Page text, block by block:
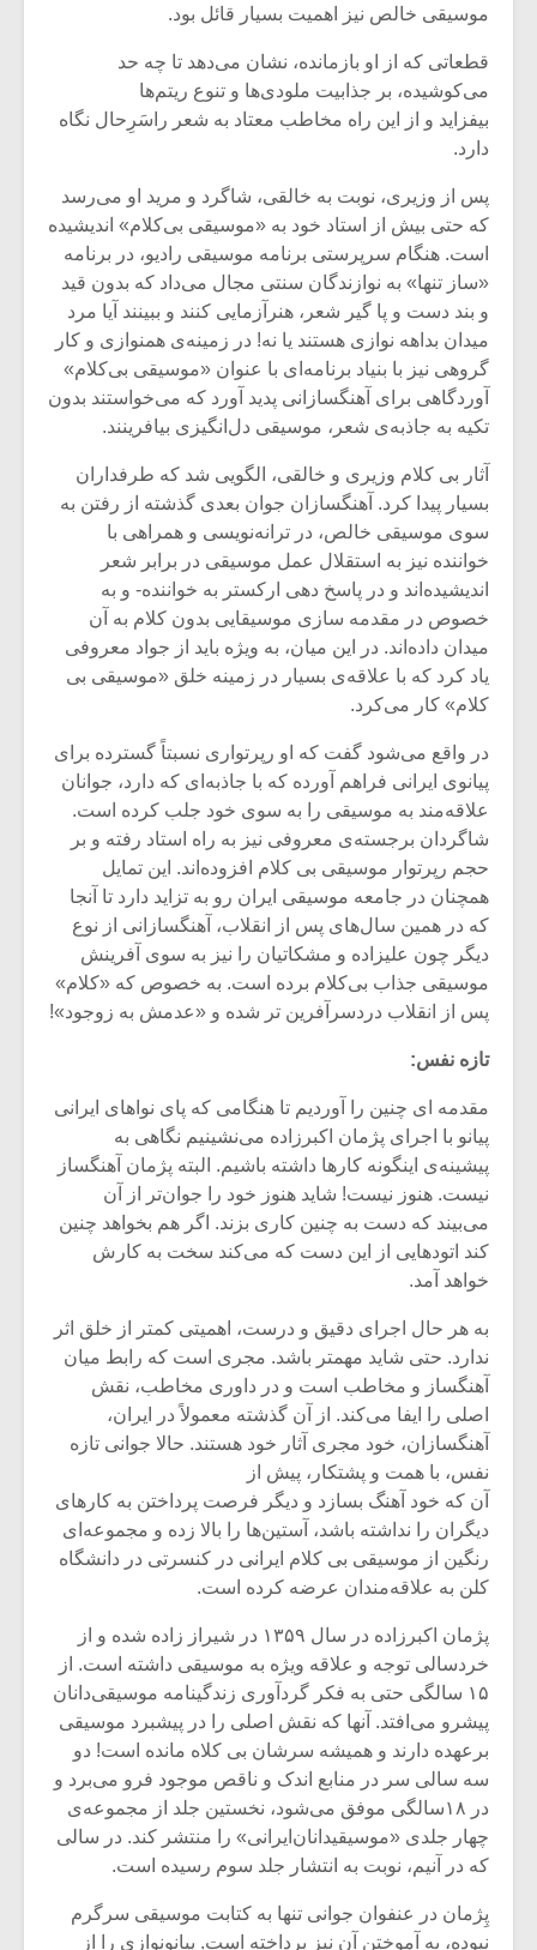
موسیقى خالص نیز اهمیت بسیار قائل بود.
قطعاتى که از او بازمانده، نشان مى‌دهد تا چه حد
مى‌کوشیده، بر جذابیت ملودى‌ها و تنوع ریتم‌ها
بیفزاید و از این راه مخاطب معتاد به شعر راسَرِحال نگاه
دارد.
پس از وزیرى، نوبت به خالقى، شاگرد و مرید او مى‌رسد
که حتى بیش از استاد خود به «موسیقى بى‌کلام» اندیشیده
است. هنگام سرپرستى برنامه موسیقى رادیو، در برنامه
«ساز تنها» به نوازندگان سنتى مجال مى‌داد که بدون قید
و بند دست و پا گیر شعر، هنرآزمایى کنند و ببینند آیا مرد
میدان بداهه نوازى هستند یا نه! در زمینه‌ی همنوازى و کار
گروهى نیز با بنیاد برنامه‌اى با عنوان «موسیقی بی‌کلام»
آوردگاهى براى آهنگسازانى پدید آورد که مى‌خواستند بدون
تکیه به جاذبه‌ی شعر، موسیقى دل‌انگیزی بیافرینند.
آثار بى کلام وزیرى و خالقى، الگویى شد که طرفداران
بسیار پیدا کرد. آهنگسازان جوان بعدى گذشته از رفتن به
سوى موسیقى خالص، در ترانه‌نویسى و همراهى با
خواننده نیز به استقلال عمل موسیقى در برابر شعر
اندیشیده‌اند و در پاسخ دهى ارکستر به خواننده- و به
خصوص در مقدمه سازى موسیقایى بدون کلام به آن
میدان داده‌اند. در این میان، به ویژه باید از جواد معروفى
یاد کرد که با علاقه‌ی بسیار در زمینه خلق «موسیقى بى
کلام» کار مى‌کرد.
در واقع مى‌شود گفت که او رپرتوارى نسبتاً گسترده براى
پیانوى ایرانى فراهم آورده که با جاذبه‌اى که دارد، جوانان
علاقه‌مند به موسیقى را به سوى خود جلب کرده است.
شاگردان برجسته‌ی معروفى نیز به راه استاد رفته و بر
حجم رپرتوار موسیقى بى کلام افزوده‌اند. این تمایل
همچنان در جامعه موسیقى ایران رو به تزاید دارد تا آنجا
که در همین سال‌هاى پس از انقلاب، آهنگسازانى از نوع
دیگر چون علیزاده و مشکاتیان را نیز به سوى آفرینش
موسیقى جذاب بى‌کلام برده است. به خصوص که «کلام»
پس از انقلاب دردسرآفرین تر شده و «عدمش به زوجود»!
تازه نفس:
مقدمه اى چنین را آوردیم تا هنگامى که پاى نواهاى ایرانی
پیانو با اجراى پژمان اکبرزاده می‌نشینیم نگاهی به
پیشینه‌ی اینگونه کارها داشته باشیم. البته پژمان آهنگساز
نیست. هنوز نیست! شاید هنوز خود را جوان‌تر از آن
مى‌بیند که دست به چنین کارى بزند. اگر هم بخواهد چنین
کند اتودهایى از این دست که مى‌کند سخت به کارش
خواهد آمد.
به هر حال اجراى دقیق و درست، اهمیتى کمتر از خلق اثر
ندارد. حتى شاید مهمتر باشد. مجرى است که رابط میان
آهنگساز و مخاطب است و در داورى مخاطب، نقش
اصلى را ایفا مى‌کند. از آن گذشته معمولاً در ایران،
آهنگسازان، خود مجرى آثار خود هستند. حالا جوانى تازه
نفس، با همت و پشتکار، پیش از
آن که خود آهنگ بسازد و دیگر فرصت پرداختن به کارهاى
دیگران را نداشته باشد، آستین‌ها را بالا زده و مجموعه‌اى
رنگین از موسیقى بى کلام ایرانى در کنسرتى در دانشگاه
کلن به علاقه‌مندان عرضه کرده است.
پژمان اکبرزاده در سال ۱۳۵۹ در شیراز زاده شده و از
خردسالى توجه و علاقه ویژه به موسیقى داشته است. از
۱۵ سالگى حتى به فکر گردآورى زندگینامه موسیقی‌دانان
پیشرو مى‌افتد. آنها که نقش اصلى را در پیشبرد موسیقى
برعهده دارند و همیشه سرشان بى کلاه مانده است! دو
سه سالى سر در منابع اندک و ناقص موجود فرو مى‌برد و
در ۱۸سالگى موفق مى‌شود، نخستین جلد از مجموعه‌ی
چهار جلدی «موسیقیدانان‌ایرانى» را منتشر کند. در سالى
که در آنیم، نوبت به انتشار جلد سوم رسیده است.
پِژمان در عنفوان جوانى تنها به کتابت موسیقى سرگرم
نبوده، به آموختن آن نیز پرداخته است. پیانونوازى را از
یادداشتی بر موسیقی
متن فیلم «متری
شیش و نیم»
اگر نمی توانی
مشهورترین باشی،
دوره
موسیقی
موسیقی
برگزار
سکانسی